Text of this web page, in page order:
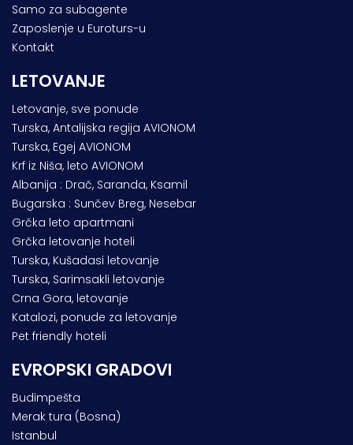
Samo za subagente
Zaposlenje u Euroturs-u
Kontakt
LETOVANJE
Letovanje, sve ponude
Turska, Antalijska regija AVIONOM
Turska, Egej AVIONOM
Krf iz Niša, leto AVIONOM
Albanija : Drač, Saranda, Ksamil
Bugarska : Sunčev Breg, Nesebar
Grčka leto apartmani
Grčka letovanje hoteli
Turska, Kušadasi letovanje
Turska, Sarimsakli letovanje
Crna Gora, letovanje
Katalozi, ponude za letovanje
Pet friendly hoteli
EVROPSKI GRADOVI
Budimpešta
Merak tura (Bosna)
Istanbul